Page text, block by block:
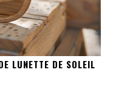
LUNETTE DE SOLEIL